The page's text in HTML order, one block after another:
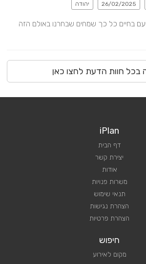
26/02/2025 יהודה
בכל חוות הדעת לחצו כאן
iPlan
דף הבית
יצירת קשר
אודות
משרות פנויות
תנאי שימוש
הצהרת נגישות
הצהרת פרטיות
חיפוש
מקום לאירוע